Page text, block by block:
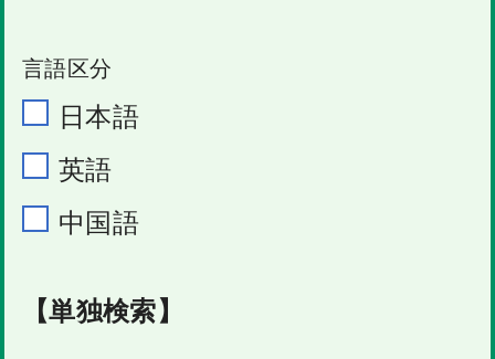
言語区分
日本語
英語
中国語
【単独検索】